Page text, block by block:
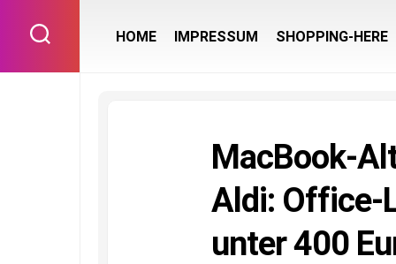
content
HOME IMPRESSUM SHOPPING-HERE
MacBook-
Aldi: Office-
unter 400